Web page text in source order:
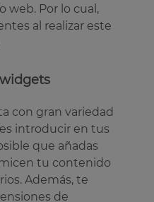
web. Por lo cual,
al realizar este
con gran variedad
introducir en tus
que añadas
tu contenido
Además, te
de